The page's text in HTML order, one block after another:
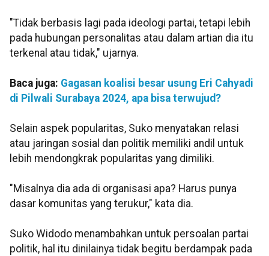
"Tidak berbasis lagi pada ideologi partai, tetapi lebih
pada hubungan personalitas atau dalam artian dia itu
terkenal atau tidak," ujarnya.
Baca juga: Gagasan koalisi besar usung Eri Cahyadi
di Pilwali Surabaya 2024, apa bisa terwujud?
Selain aspek popularitas, Suko menyatakan relasi
atau jaringan sosial dan politik memiliki andil untuk
lebih mendongkrak popularitas yang dimiliki.
"Misalnya dia ada di organisasi apa? Harus punya
dasar komunitas yang terukur," kata dia.
Suko Widodo menambahkan untuk persoalan partai
politik, hal itu dinilainya tidak begitu berdampak pada